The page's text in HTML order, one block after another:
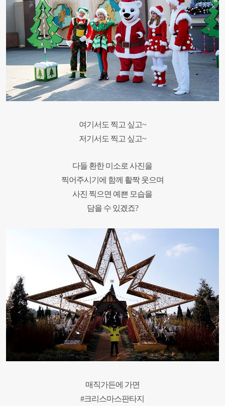
여기서도 찍고 싶고~
저기서도 찍고 싶고~
다들 환한 미소로 사진을
찍어주시기에 함께 활짝 웃으며
사진 찍으면 예쁜 모습을
담을 수 있겠죠?
매직가든에 가면
#크리스마스판타지